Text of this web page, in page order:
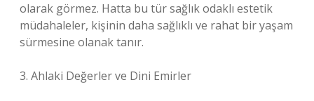
olarak görmez. Hatta bu tür sağlık odaklı estetik
müdahaleler, kişinin daha sağlıklı ve rahat bir yaşam
sürmesine olanak tanır.
3. Ahlaki Değerler ve Dini Emirler